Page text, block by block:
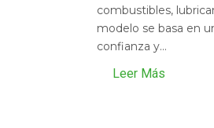
combustibles,
modelo se basa en
confianza y...
Leer Más